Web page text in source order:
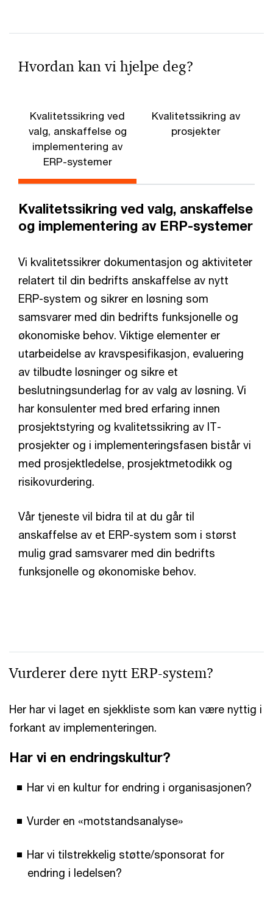
Hvordan kan vi hjelpe deg?
Kvalitetssikring ved
valg, anskaffelse og
implementering av
ERP-systemer
Kvalitetssikring av
prosjekter
Kvalitetssikring ved valg, anskaffelse
og implementering av ERP-systemer
Vi kvalitetssikrer dokumentasjon og aktiviteter
relatert til din bedrifts anskaffelse av nytt
ERP-system og sikrer en løsning som
samsvarer med din bedrifts funksjonelle og
økonomiske behov. Viktige elementer er
utarbeidelse av kravspesifikasjon, evaluering
av tilbudte løsninger og sikre et
beslutningsunderlag for av valg av løsning. Vi
har konsulenter med bred erfaring innen
prosjektstyring og kvalitetssikring av IT-
prosjekter og i implementeringsfasen bistår vi
med prosjektledelse, prosjektmetodikk og
risikovurdering.
Vår tjeneste vil bidra til at du går til
anskaffelse av et ERP-system som i størst
mulig grad samsvarer med din bedrifts
funksjonelle og økonomiske behov.
Vurderer dere nytt ERP-system?
Her har vi laget en sjekkliste som kan være nyttig i
forkant av implementeringen.
Har vi en endringskultur?
Har vi en kultur for endring i organisasjonen?
Vurder en «motstandsanalyse»
Har vi tilstrekkelig støtte/sponsorat for
endring i ledelsen?